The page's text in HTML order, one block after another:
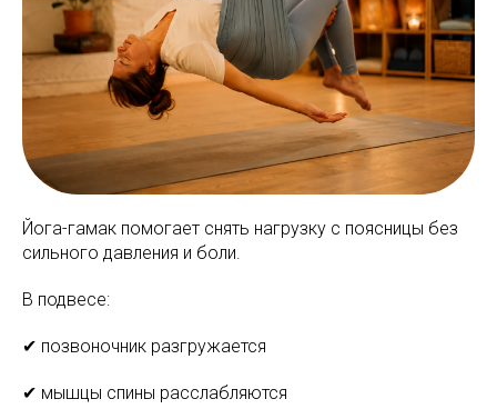
Йога-гамак помогает снять нагрузку с поясницы без
сильного давления и боли.
В подвесе:
✔ позвоночник разгружается
✔ мышцы спины расслабляются